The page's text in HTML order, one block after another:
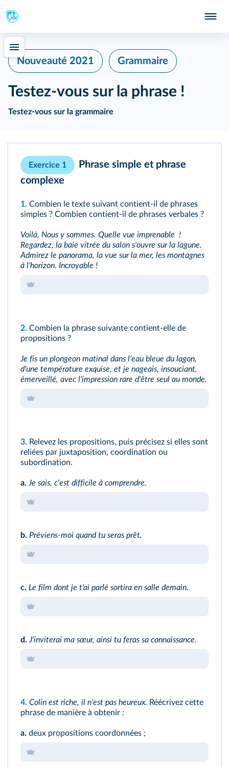
Nouveauté 2021 Grammaire
Testez‑vous sur la phrase !
Testez‑vous sur la grammaire
Exercice 1
Phrase simple et phrase
complexe
1. Combien le texte suivant contient‑il de phrases
simples ? Combien contient‑il de phrases verbales ?
Voilà. Nous y sommes. Quelle vue imprenable !
Regardez, la baie vitrée du salon s'ouvre sur la lagune.
Admirez le panorama, la vue sur la mer, les montagnes
à l'horizon. Incroyable !
2. Combien la phrase suivante contient-elle de
propositions ?
Je fis un plongeon matinal dans l'eau bleue du lagon,
d'une température exquise, et je nageais, insouciant,
émerveillé, avec l'impression rare d'être seul au monde.
3. Relevez les propositions, puis précisez si elles sont
reliées par juxtaposition, coordination ou
subordination.
a. Je sais, c'est difficile à comprendre.
b. Préviens‑moi quand tu seras prêt.
c. Le film dont je t'ai parlé sortira en salle demain.
d. J'inviterai ma sœur, ainsi tu feras sa connaissance.
4. Colin est riche, il n'est pas heureux. Réécrivez cette
phrase de manière à obtenir :
a. deux propositions coordonnées ;